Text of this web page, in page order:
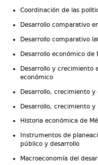
Coordinación de las
Desarrollo comparativo
Desarrollo comparativo
Desarrollo económico de
Desarrollo y crecimiento
económico
Desarrollo, crecimiento
Desarrollo, crecimiento
Historia económica de
Instrumentos de
público y desarrollo
Macroeconomía del